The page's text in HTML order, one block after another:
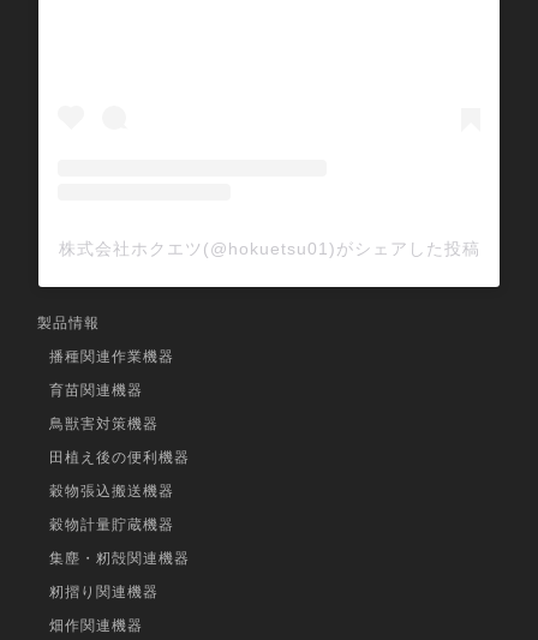
株式会社ホクエツ(@hokuetsu01)がシェアした投稿
製品情報
播種関連作業機器
育苗関連機器
鳥獣害対策機器
田植え後の便利機器
穀物張込搬送機器
穀物計量貯蔵機器
集塵・籾殻関連機器
籾摺り関連機器
畑作関連機器